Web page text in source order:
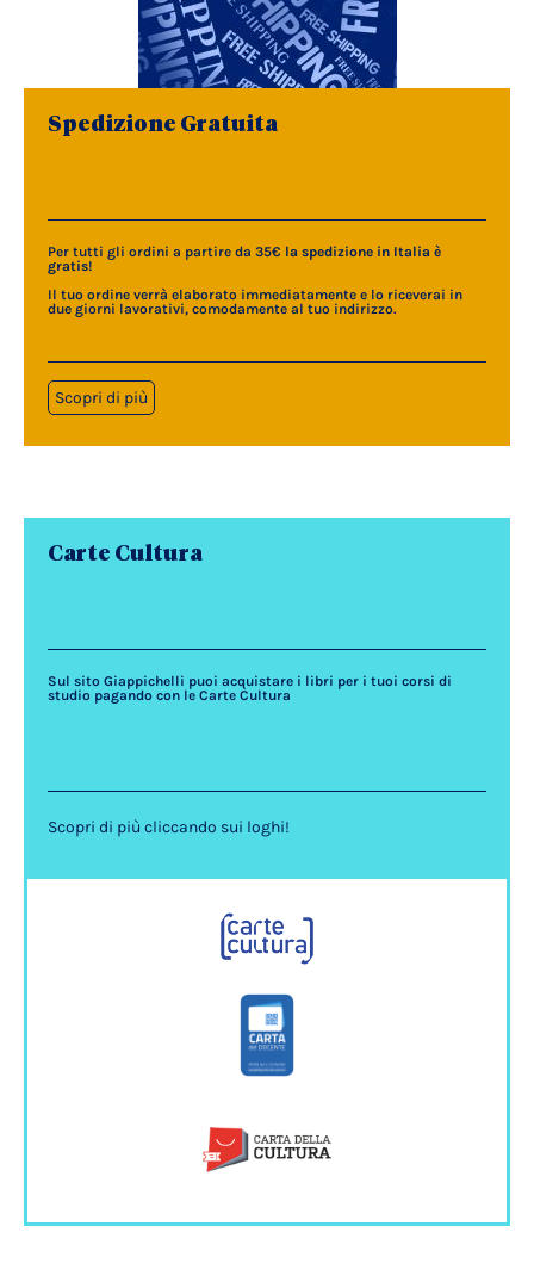
Spedizione Gratuita
Per tutti gli ordini a partire da 35€ la spedizione in Italia è
gratis!
Il tuo ordine verrà elaborato immediatamente e lo riceverai in
due giorni lavorativi, comodamente al tuo indirizzo.
Scopri di più
Carte Cultura
Sul sito Giappichelli puoi acquistare i libri per i tuoi corsi di
studio pagando con le Carte Cultura
Scopri di più cliccando sui loghi!